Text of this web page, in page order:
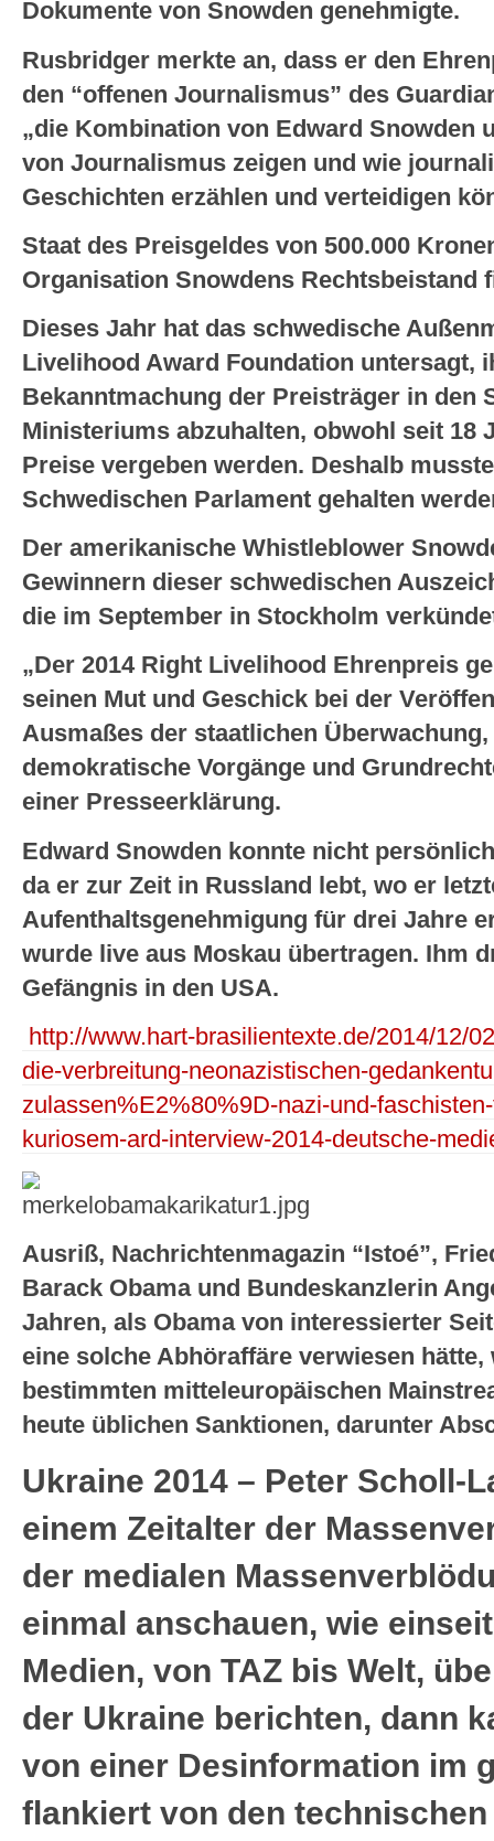
Dokumente von Snowden genehmigte.
Rusbridger merkte an, dass er den
den “offenen Journalismus” des
„die Kombination von Edward Snowden
von Journalismus zeigen und wie
Geschichten erzählen und verteidigen
Staat des Preisgeldes von 500.000
Organisation Snowdens Rechtsbeistand
Dieses Jahr hat das schwedische
Livelihood Award Foundation untersagt,
Bekanntmachung der Preisträger in den
Ministeriums abzuhalten, obwohl seit 18
Preise vergeben werden. Deshalb
Schwedischen Parlament gehalten
Der amerikanische Whistleblower
Gewinnern dieser schwedischen
die im September in Stockholm
„Der 2014 Right Livelihood Ehrenpreis
seinen Mut und Geschick bei der
Ausmaßes der staatlichen
demokratische Vorgänge und
einer Presseerklärung.
Edward Snowden konnte nicht
da er zur Zeit in Russland lebt, wo er
Aufenthaltsgenehmigung für drei Jahre
wurde live aus Moskau übertragen. Ihm
Gefängnis in den USA.
http://www.hart-brasilientexte.de/2014/12/
die-verbreitung-neonazistischen-
zulassen%E2%80%9D-nazi-und-
kuriosem-ard-interview-2014-deutsche-
Ausriß, Nachrichtenmagazin “Istoé”,
Barack Obama und Bundeskanzlerin
Jahren, als Obama von interessierter
eine solche Abhöraffäre verwiesen
bestimmten mitteleuropäischen
heute üblichen Sanktionen, darunter
Ukraine 2014 – Peter Scholl-
einem Zeitalter der
der medialen
einmal anschauen, wie
Medien, von TAZ bis Welt,
der Ukraine berichten, dann
von einer Desinformation im
flankiert von den